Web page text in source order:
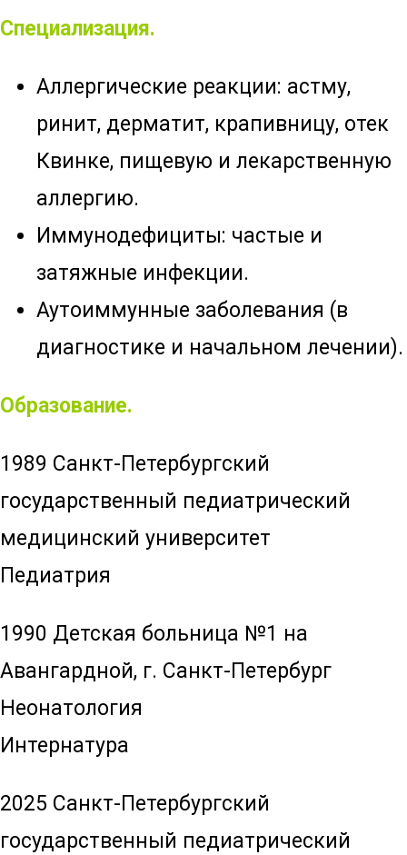
Специализация.
Аллергические реакции: астму,
ринит, дерматит, крапивницу, отек
Квинке, пищевую и лекарственную
аллергию.
Иммунодефициты: частые и
затяжные инфекции.
Аутоиммунные заболевания (в
диагностике и начальном лечении).
Образование.
1989 Санкт-Петербургский
государственный педиатрический
медицинский университет
Педиатрия
1990 Детская больница №1 на
Авангардной, г. Санкт-Петербург
Неонатология
Интернатура
2025 Санкт-Петербургский
государственный педиатрический